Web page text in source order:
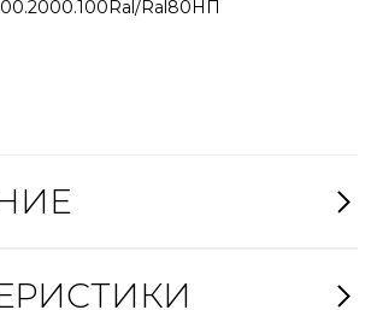
Ral80НП